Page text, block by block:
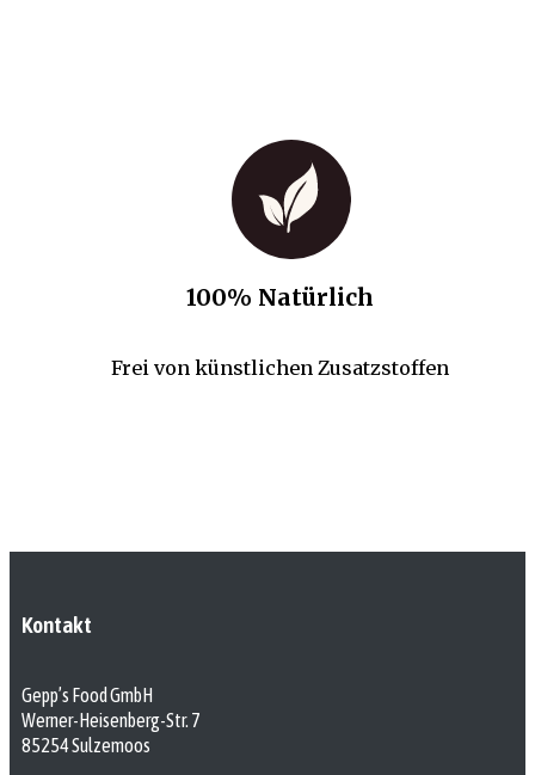
100% Natürlich
Frei von künstlichen Zusatzstoffen
Kontakt
Gepp’s Food GmbH
Werner-Heisenberg-Str. 7
85254 Sulzemoos